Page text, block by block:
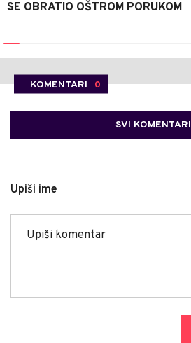
SE OBRATIO OŠTROM PORUKOM
KOMENTARI 0
SVI KOMENTARI
Upiši ime